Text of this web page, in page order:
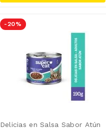
-20 %
Delicias en Salsa Sabor Atún